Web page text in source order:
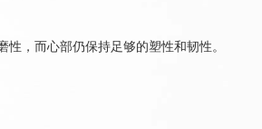
，而心部仍保持足够的塑性和韧性。